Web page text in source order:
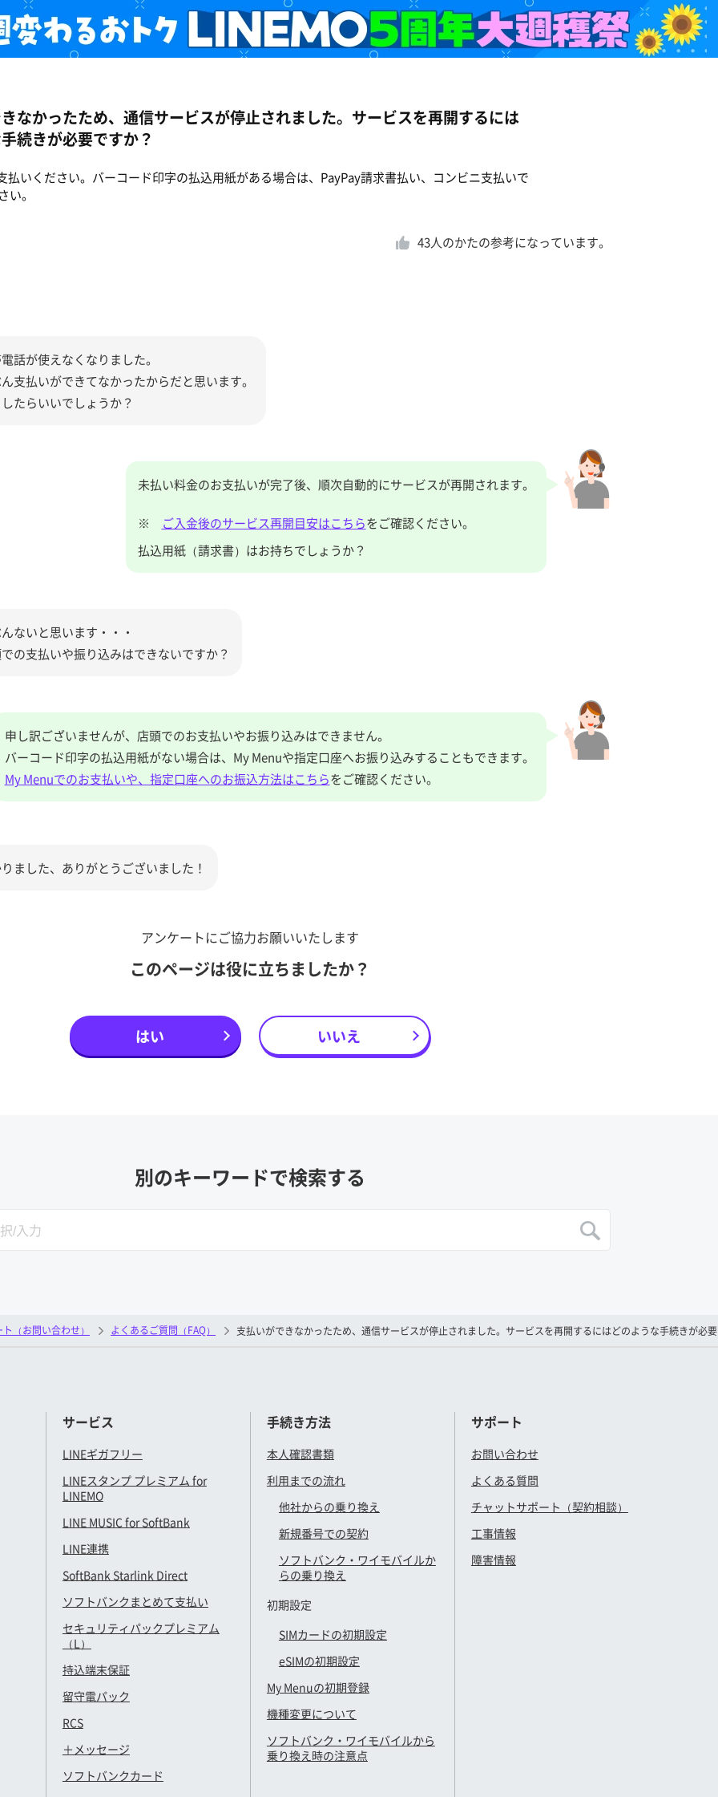
なかったため、通信サービスが停止されました。サービスを再開するには
続きが必要ですか？
払いください。バーコード印字の払込用紙がある場合は、PayPay請求書払い、コンビニ支払いで
い。
43人のかたの参考になっています。
話が使えなくなりました。
支払いができてなかったからだと思います。
たらいいでしょうか？
未払い料金のお支払いが完了後、順次自動的にサービスが再開されます。
※ ご入金後のサービス再開目安はこちらをご確認ください。
払込用紙（請求書）はお持ちでしょうか？
ないと思います・・・
の支払いや振り込みはできないですか？
申し訳ございませんが、店頭でのお支払いやお振り込みはできません。
バーコード印字の払込用紙がない場合は、My Menuや指定口座へお振り込みすることもできます。
My Menuでのお支払いや、指定口座へのお振込方法はこちらをご確認ください。
ました、ありがとうございました！
アンケートにご協力お願いいたします
このページは役に立ちましたか？
はい いいえ
別のキーワードで検索する
SEARCH
（お問い合わせ） よくあるご質問（FAQ） 支払いができなかったため、通信サービスが停止されました。サービスを再開するにはどのような手続きが必
サービス
LINEギガフリー
LINEスタンプ プレミアム for
LINEMO
LINE MUSIC for SoftBank
LINE連携
SoftBank Starlink Direct
ソフトバンクまとめて支払い
セキュリティパックプレミアム
（L）
持込端末保証
留守電パック
RCS
＋メッセージ
ソフトバンクカード
手続き方法
本人確認書類
利用までの流れ
他社からの乗り換え
新規番号での契約
ソフトバンク・ワイモバイルか
らの乗り換え
初期設定
SIMカードの初期設定
eSIMの初期設定
My Menuの初期登録
機種変更について
ソフトバンク・ワイモバイルから
乗り換え時の注意点
サポート
お問い合わせ
よくある質問
チャットサポート（契約相談）
工事情報
障害情報